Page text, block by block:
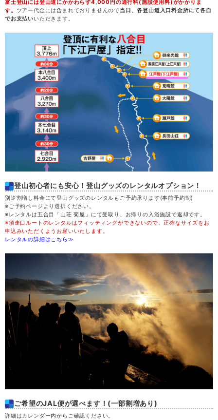
土 29
富士登山には登山道にかかわらず4,000円の通行料(施設使用料)がかかりま
す。 ツアー代金には含まれておりませんので当日、各登山道入口料金所にて各自
でお支払いいただきます。
登山初心者にも安心！登山グッズのレンタルオプション！
別途割増し料金にて登山グッズのレンタルもご予約承ります(事前予約制)
※ご予約ページより選択ください。
※レンタルは五合目「山荘 菊屋」にて受取り、お帰りの入浴施設で返却です。
※須走口ルートのレンタルはフィッティングができないので、正確なサイズをお
申込みいただくようお願いいたします。
レンタルの詳細はこちら≫
ご希望のJAL便が選べます！(一部割増あり)
詳細はカレンダー内からご確認ください。